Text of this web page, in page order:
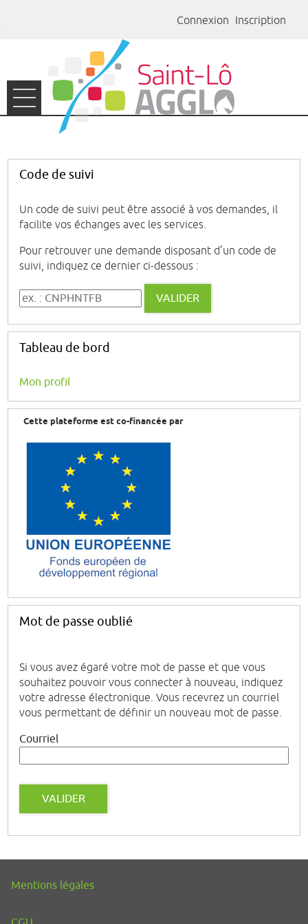
Connexion Inscription
Ouvrir le menu
ACCUEIL
ASSOCIATIONS
EMPLOI
E-CARTE KIOSKAGGLO
Code de suivi
Un code de suivi peut être associé à vos demandes, il
facilite vos échanges avec les services.
Pour retrouver une demande disposant d’un code de
suivi, indiquez ce dernier ci-dessous :
Code de suivi
VALIDER
Tableau de bord
Mon profil
Cette plateforme est co-financée par
Mot de passe oublié
Si vous avez égaré votre mot de passe et que vous
souhaitez pouvoir vous connecter à nouveau, indiquez
votre adresse électronique. Vous recevrez un courriel
vous permettant de définir un nouveau mot de passe.
Courriel
*
VALIDER
Mentions légales